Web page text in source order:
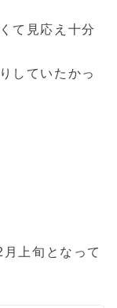
て見応え十分
していたかっ
上旬となって